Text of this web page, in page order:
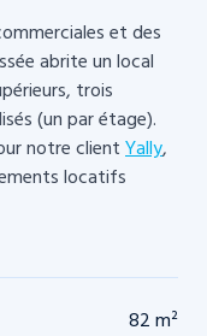
et des
abrite un local
trois
(un par étage).
notre client Yally,
locatifs
82 m²